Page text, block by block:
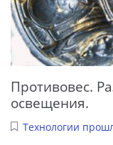
Противовес.
освещения.
Технологии